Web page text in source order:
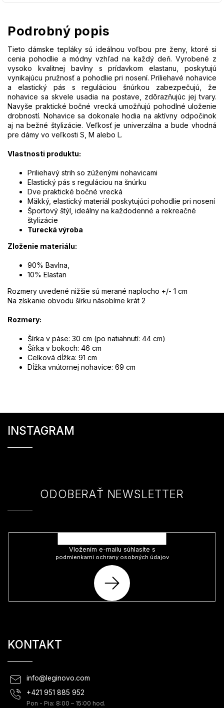
Podrobný popis
Tieto dámske tepláky sú ideálnou voľbou pre ženy, ktoré si
cenia pohodlie a módny vzhľad na každý deň. Vyrobené z
vysoko kvalitnej bavlny s prídavkom elastanu, poskytujú
vynikajúcu pružnosť a pohodlie pri nosení. Priliehavé nohavice
a elastický pás s reguláciou šnúrkou zabezpečujú, že
nohavice sa skvele usadia na postave, zdôrazňujúc jej tvary.
Navyše praktické bočné vrecká umožňujú pohodlné uloženie
drobností. Nohavice sa dokonale hodia na aktívny odpočinok
aj na bežné štylizácie. Veľkosť je univerzálna a bude vhodná
pre dámy vo veľkosti S, M alebo L.
Vlastnosti produktu:
Priliehavý strih so zúženými nohavicami
Elastický pás s reguláciou na šnúrku
Dve praktické bočné vrecká
Mäkký, elastický materiál poskytujúci pohodlie pri nosení
Športový štýl, ideálny na každodenné a rekreačné
štylizácie
Turecká výroba
Zloženie materiálu:
90% Bavlna,
10% Elastan
Rozmery uvedené nižšie sú merané naplocho +/- 1 cm
Na získanie obvodu šírku násobíme krát 2
Rozmery:
Šírka v páse: 30 cm (po natiahnutí: 44 cm)
Šírka v bokoch: 46 cm
Celková dĺžka: 91 cm
Dĺžka vnútornej nohavice: 69 cm
INSTAGRAM
ODOBERAŤ NEWSLETTER
Vložením e-mailu súhlasíte s
podmienkami ochrany osobných údajov
PRIHLÁSIŤ
SA
KONTAKT
info@ leginovo.com
+421 951 885 952
Pon - Pia: 8:00 – 15:00 hod.